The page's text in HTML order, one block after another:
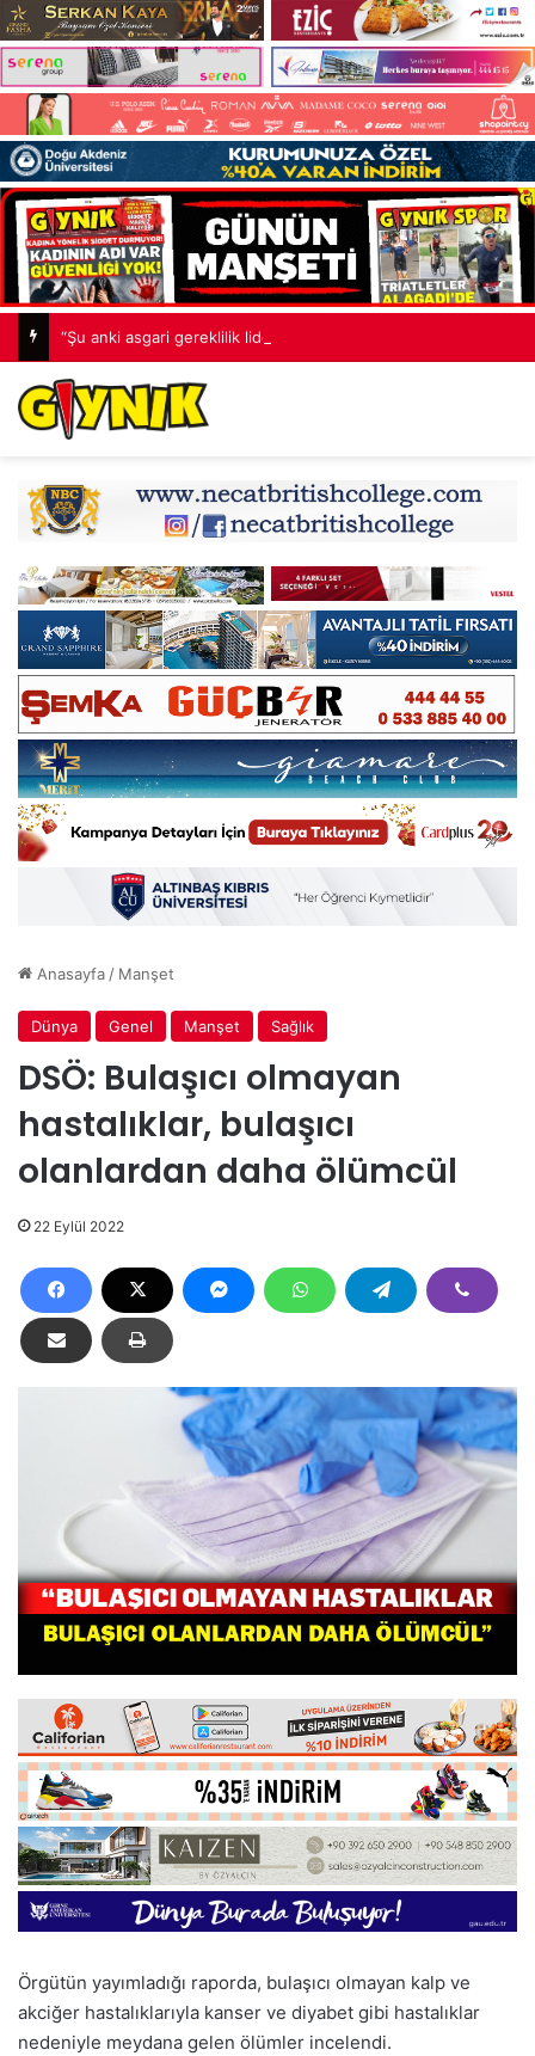
Anasayfa/ Manşet
Dünya Genel Manşet Sağlık
DSÖ: Bulaşıcı olmayan
hastalıklar, bulaşıcı
olanlardan daha ölümcül
22 Eylül 2022
Örgütün yayımladığı raporda, bulaşıcı olmayan kalp ve
akciğer hastalıklarıyla kanser ve diyabet gibi hastalıklar
nedeniyle meydana gelen ölümler incelendi.